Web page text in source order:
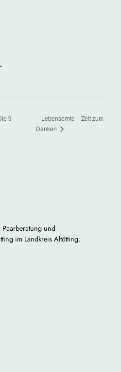
9
Lebensernte – Zeit zum
Danken
Paarberatung und
im Landkreis Altötting.